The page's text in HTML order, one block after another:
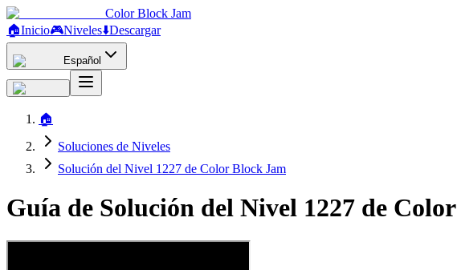
Color Block Jam
🏠Inicio🎮Niveles⬇️Descargar
Español
🏠
Soluciones de Niveles
Solución del Nivel 1227 de Color Block Jam
Guía de Solución del Nivel 1227 de